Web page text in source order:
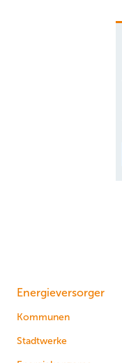
Energieversorger
Kommunen
Stadtwerke